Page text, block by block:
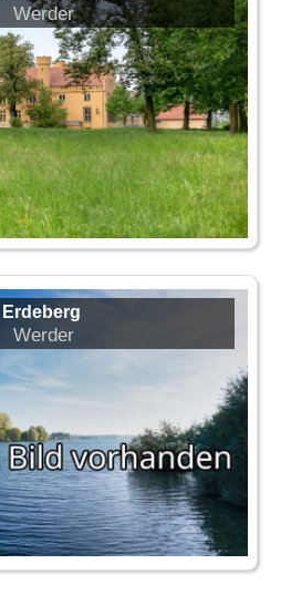
Werder
Erdeberg
Werder